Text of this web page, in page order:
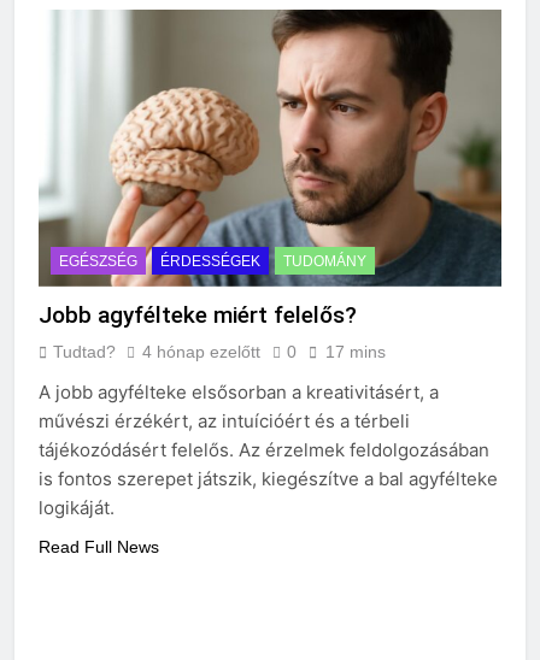
EGÉSZSÉG ÉRDESSÉGEK TUDOMÁNY
Jobb agyfélteke miért felelős?
Tudtad? 4 hónap ezelőtt 0 17 mins
A jobb agyfélteke elsősorban a kreativitásért, a
művészi érzékért, az intuícióért és a térbeli
tájékozódásért felelős. Az érzelmek feldolgozásában
is fontos szerepet játszik, kiegészítve a bal agyfélteke
logikáját.
Read Full News